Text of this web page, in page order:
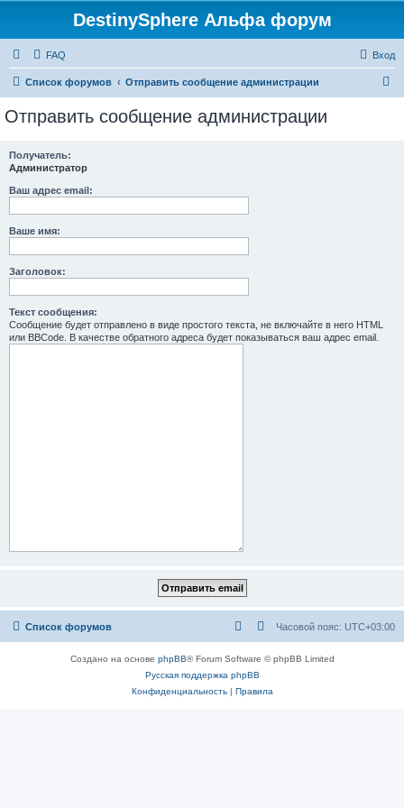
DestinySphere Альфа форум
FAQ Вход
Список форумов Отправить сообщение администрации
Отправить сообщение администрации
Получатель:
Администратор
Ваш адрес email:
Ваше имя:
Заголовок:
Текст сообщения:
Сообщение будет отправлено в виде простого текста, не включайте в него HTML
или BBCode. В качестве обратного адреса будет показываться ваш адрес email.
Список форумов Часовой пояс: UTC+03:00
Создано на основе phpBB® Forum Software © phpBB Limited
Русская поддержка phpBB
Конфиденциальность| Правила